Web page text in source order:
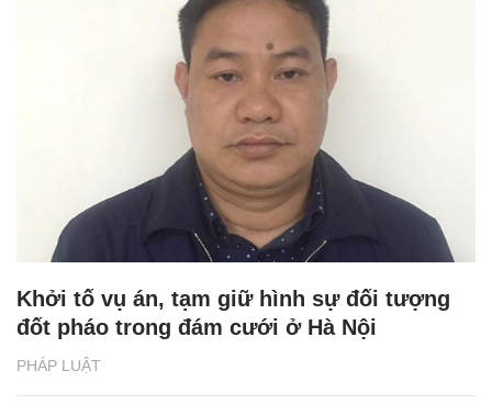
PHÁP LUẬT
Khởi tố vụ án, tạm giữ hình sự đối tượng
đốt pháo trong đám cưới ở Hà Nội